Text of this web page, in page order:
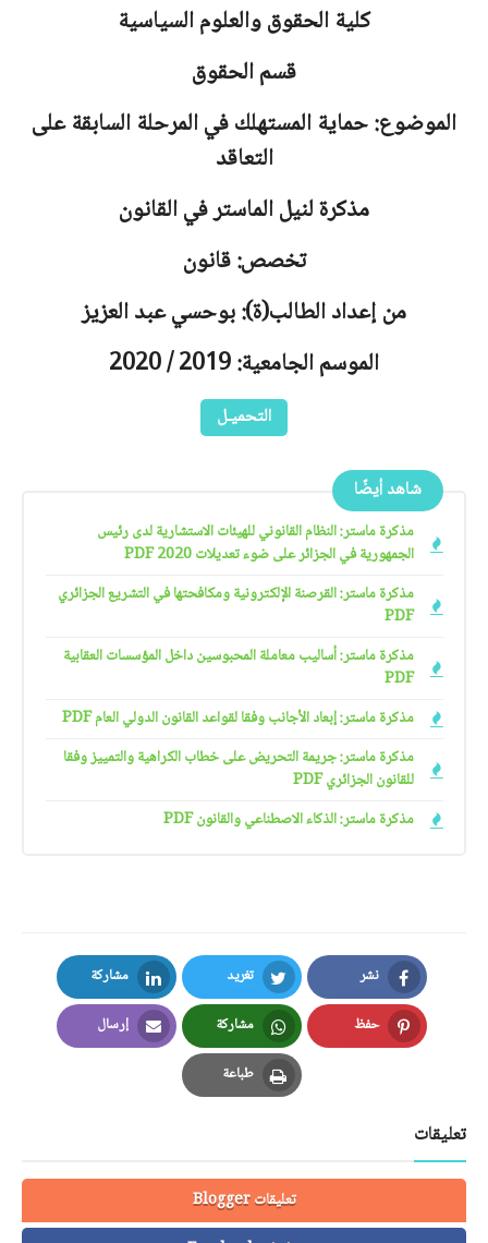
كلية الحقوق والعلوم السياسية
قسم الحقوق
الموضوع: حماية المستهلك في المرحلة السابقة على
التعاقد
مذكرة لنيل الماستر في القانون
تخصص: قانون
من إعداد الطالب(ة): بوحسي عبد العزيز
الموسم الجامعية: 2019 / 2020
التحميـل
شاهد أيضًا
مذكرة ماستر: النظام القانوني للهيئات الاستشارية لدى رئيس
الجمهورية في الجزائر على ضوء تعديلات 2020 PDF
مذكرة ماستر: القرصنة الإلكترونية ومكافحتها في التشريع الجزائري
PDF
مذكرة ماستر: أساليب معاملة المحبوسين داخل المؤسسات العقابية
PDF
مذكرة ماستر: إبعاد الأجانب وفقا لقواعد القانون الدولي العام PDF
مذكرة ماستر: جريمة التحريض على خطاب الكراهية والتمييز وفقا
للقانون الجزائري PDF
مذكرة ماستر: الذكاء الاصطناعي والقانون PDF
نشر
Facebook
تغريد
Twitter
مشاركة
LinkedIn
حفظ
Pinterest
مشاركة
Whatsapp
إرسال
Email
طباعة
Print
تعليقات
تعليقات Blogger